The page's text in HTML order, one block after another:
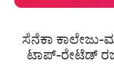
ಸೆನೆಕಾ
ಟಾಪ್-ರೇಟೆಡ್